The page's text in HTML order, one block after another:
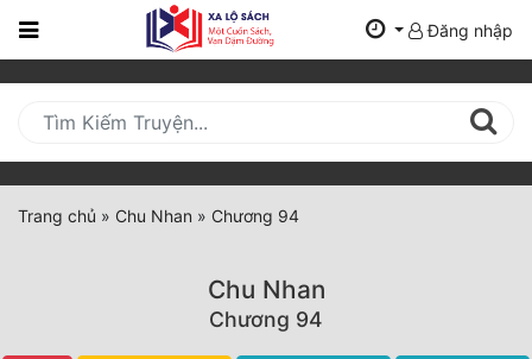
Trang
Mới
Cập
Nhật
(current)
Đăng nhập
Trang chủ » Chu Nhan » Chương 94
Chu Nhan
Chương 94